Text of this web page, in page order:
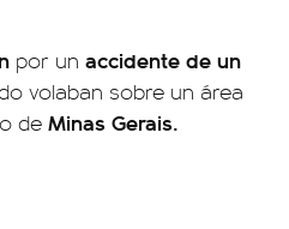
por un accidente de un
volaban sobre un área
de Minas Gerais.